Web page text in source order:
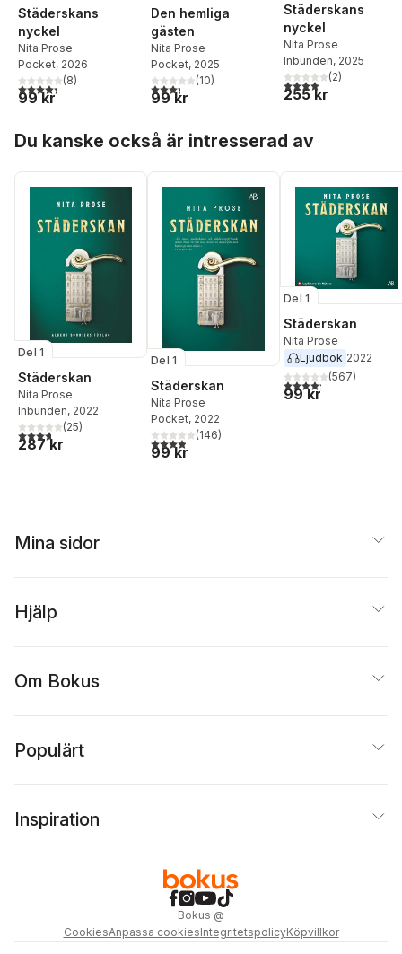
Städerskans
nyckel
Nita Prose
Pocket, 2026
4,4utav 5 stjärnor. Totalt antal röster:
(8)
99 kr
Den hemliga
gästen
Nita Prose
Pocket, 2025
3,3utav 5 stjärnor. Totalt antal röster:
(10)
99 kr
Städerskans
nyckel
Nita Prose
Inbunden, 2025
4,0utav 5 stjärnor.
(2)
255 kr
Du kanske också är intresserad av
Del 1
Städerskan
Nita Prose
Inbunden, 2022
3,7utav 5 stjärnor. Totalt antal röster:
(25)
287 kr
Del 1
Städerskan
Nita Prose
Pocket, 2022
3,9utav 5 stjärnor. Totalt antal röster:
(146)
99 kr
Del 1
Städerskan
Nita Prose
Ljudbok 2022
4,2utav 5 stjärnor.
(567)
99 kr
Mina sidor
Hjälp
Om Bokus
Populärt
Inspiration
Bokus @
CookiesAnpassa cookiesIntegritetspolicyKöpvillkor